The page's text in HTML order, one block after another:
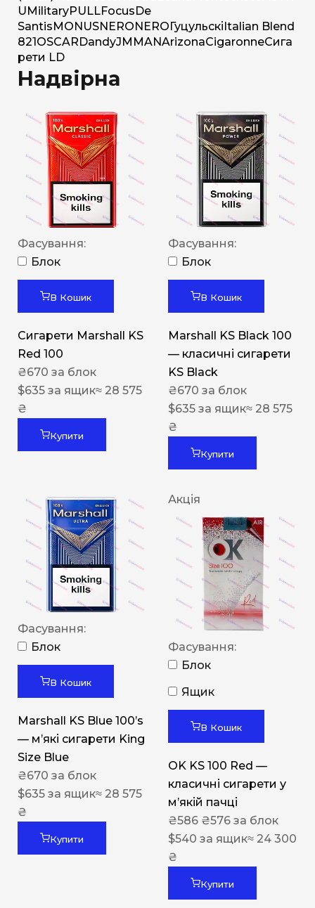
U MilitaryPULLFocus De
Santis MONUSNERO NERO Гуцульскі Italian Blend
821 OSCAR DandyJM MANArizonaCigaronneСига
рети LD
Надвірна
Фасування:
Блок
В Кошик
Сигарети Marshall KS
Red 100
₴670 за блок
$635 за ящик≈ 28 575
₴
Купити
Фасування:
Блок
В Кошик
Marshall KS Black 100
— класичні сигарети
KS Black
₴670 за блок
$635 за ящик≈ 28 575
₴
Купити
Фасування:
Блок
В Кошик
Marshall KS Blue 100’s
— м’які сигарети King
Size Blue
₴670 за блок
$635 за ящик≈ 28 575
₴
Купити
Акція
Фасування:
Блок
Ящик
В Кошик
OK KS 100 Red —
класичні сигарети у
м’якій пачці
₴586 ₴576 за блок
$540 за ящик≈ 24 300
₴
Купити